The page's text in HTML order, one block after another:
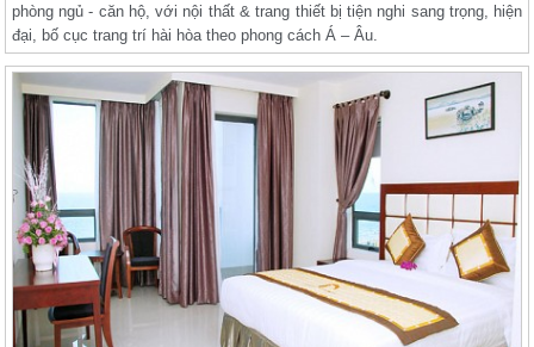
phòng ngủ - căn hộ, với nội thất & trang thiết bị tiện nghi sang trọng, hiện
đại, bố cục trang trí hài hòa theo phong cách Á – Âu.